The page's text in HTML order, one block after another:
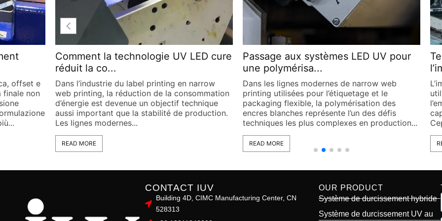
cure
narrow
Passage aux systèmes LED UV pour
une polymérisa...
Dans les lignes modernes de narrow web
printing utilisées pour l’étiquetage et le
packaging flexible, la polymérisation des
encres blanches représente l’un des défis
techniques les plus complexes en production...
READ MORE
Technologie LED UV dans
l’impression flexograph...
L’impression flexographique est largement
utilisée dans les secteurs de l’étiquetage et de
l’emballage grâce à sa flexibilité et à sa
capacité de production à grande vitesse.
Cependant, avec l’augmentation continue...
READ MORE
CONTACT IUV
Building 4D, CIMC Manufacturing Center, CN
528313
OUR PRODUCT
Système de durcissement hybride
Système de durcissement UV au